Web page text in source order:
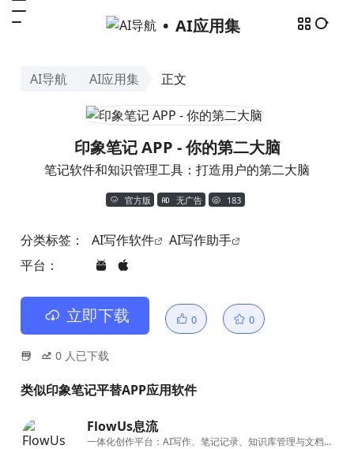
AI应用集
AI导航 AI应用集 正文
印象笔记 APP - 你的第二大脑
笔记软件和知识管理工具：打造用户的第二大脑
官方版 无广告 183
分类标签： AI写作软件
AI写作助手
平台：
立即下载 0 0
0 人已下载
类似印象笔记平替APP应用软件
FlowUs息流
一体化创作平台：AI写作、笔记记录、知识库管理与文档协作系统